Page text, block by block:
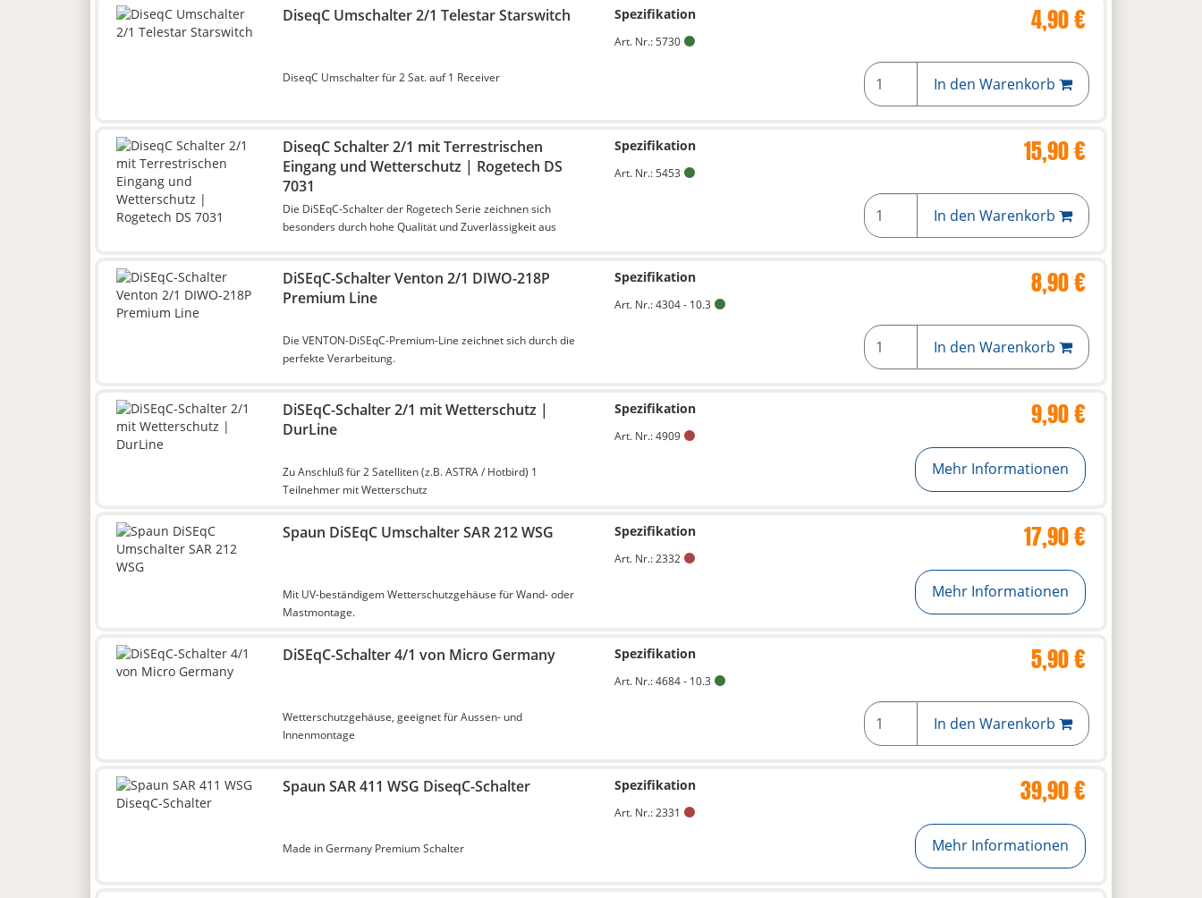
DiseqC Umschalter 2/1 Telestar Starswitch
DiseqC Umschalter für 2 Sat. auf 1 Receiver
Spezifikation
Art. Nr.: 5730
4,90 €
In den Warenkorb
DiseqC Schalter 2/1 mit Terrestrischen
Eingang und Wetterschutz | Rogetech DS
7031
Die DiSEqC-Schalter der Rogetech Serie zeichnen sich
besonders durch hohe Qualität und Zuverlässigkeit aus
Spezifikation
Art. Nr.: 5453
15,90 €
In den Warenkorb
DiSEqC-Schalter Venton 2/1 DIWO-218P
Premium Line
Die VENTON-DiSEqC-Premium-Line zeichnet sich durch die
perfekte Verarbeitung.
Spezifikation
Art. Nr.: 4304 - 10.3
8,90 €
In den Warenkorb
DiSEqC-Schalter 2/1 mit Wetterschutz |
DurLine
Zu Anschluß für 2 Satelliten (z.B. ASTRA / Hotbird) 1
Teilnehmer mit Wetterschutz
Spezifikation
Art. Nr.: 4909
9,90 €
Mehr Informationen
Spaun DiSEqC Umschalter SAR 212 WSG
Mit UV-beständigem Wetterschutzgehäuse für Wand- oder
Mastmontage.
Spezifikation
Art. Nr.: 2332
17,90 €
Mehr Informationen
DiSEqC-Schalter 4/1 von Micro Germany
Wetterschutzgehäuse, geeignet für Aussen- und
Innenmontage
Spezifikation
Art. Nr.: 4684 - 10.3
5,90 €
In den Warenkorb
Spaun SAR 411 WSG DiseqC-Schalter
Made in Germany Premium Schalter
Spezifikation
Art. Nr.: 2331
39,90 €
Mehr Informationen